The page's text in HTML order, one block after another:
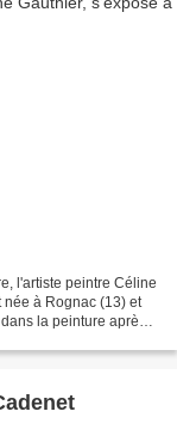
l'artiste peintre Céline
à Rognac (13) et
la peinture après